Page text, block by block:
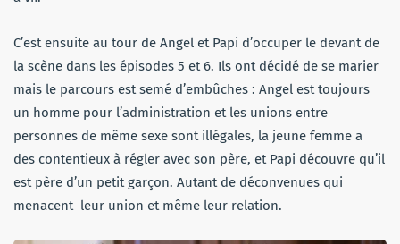
C’est ensuite au tour de Angel et Papi d’occuper le devant de
la scène dans les épisodes 5 et 6. Ils ont décidé de se marier
mais le parcours est semé d’embûches : Angel est toujours
un homme pour l’administration et les unions entre
personnes de même sexe sont illégales, la jeune femme a
des contentieux à régler avec son père, et Papi découvre qu’il
est père d’un petit garçon. Autant de déconvenues qui
menacent leur union et même leur relation.